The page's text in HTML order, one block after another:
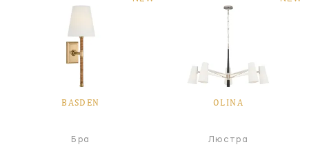
BASDEN
Бра
OLINA
Люстра